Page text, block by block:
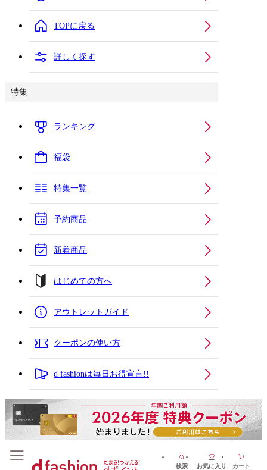
TOPに戻る
詳しく探す
特集
ランキング
福袋
特集一覧
予約商品
新着商品
はじめての方へ
アウトレットガイド
クーポンの使い方
d fashionは毎日お得宣言!!
検索 お気に入り カート